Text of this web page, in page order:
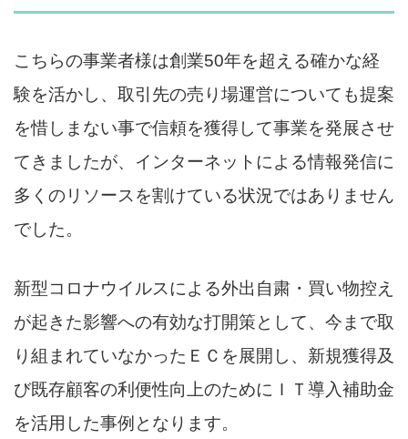
こちらの事業者様は創業50年を超える確かな経
験を活かし、取引先の売り場運営についても提案
を惜しまない事で信頼を獲得して事業を発展させ
てきましたが、インターネットによる情報発信に
多くのリソースを割けている状況ではありません
でした。
新型コロナウイルスによる外出自粛・買い物控え
が起きた影響への有効な打開策として、今まで取
り組まれていなかったＥＣを展開し、新規獲得及
び既存顧客の利便性向上のためにＩＴ導入補助金
を活用した事例となります。